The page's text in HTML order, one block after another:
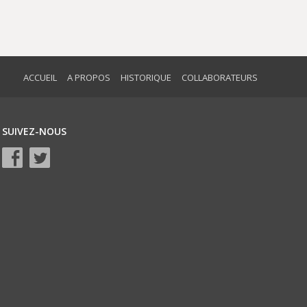
ACCUEIL A PROPOS HISTORIQUE COLLABORATEURS
SUIVEZ-NOUS